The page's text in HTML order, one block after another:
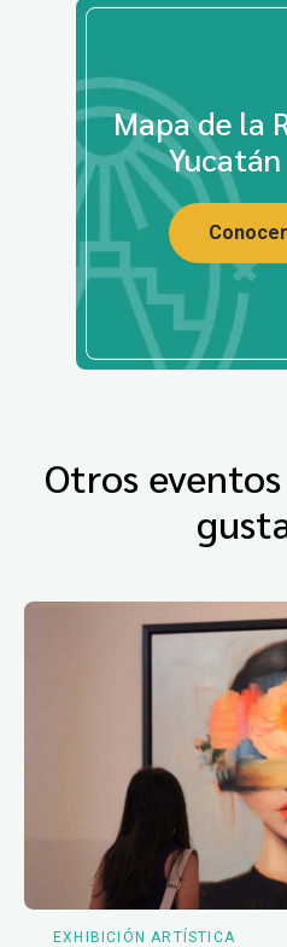
Mapa de la
Otros
EXHIBICIÓN ARTÍSTICA